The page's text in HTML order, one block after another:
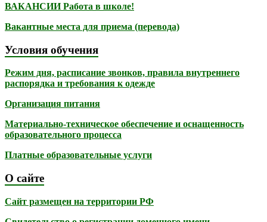
ВАКАНСИИ Работа в школе!
Вакантные места для приема (перевода)
Условия обучения
Режим дня, расписание звонков, правила внутреннего
распорядка и требования к одежде
Организация питания
Материально-техническое обеспечение и оснащенность
образовательного процесса
Платные образовательные услуги
О сайте
Сайт размещен на территории РФ